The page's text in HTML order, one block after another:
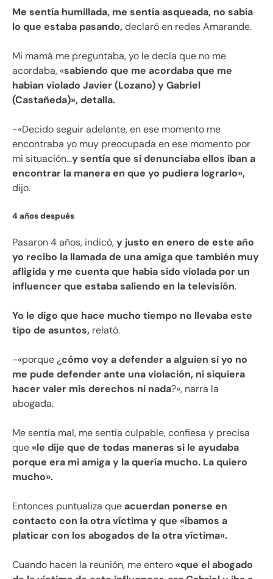
Me sentía humillada, me sentía asqueada, no sabía
lo que estaba pasando, declaró en redes Amarande.
Mi mamá me preguntaba, yo le decía que no me
acordaba, «sabiendo que me acordaba que me
habían violado Javier (Lozano) y Gabriel
(Castañeda)», detalla.
-«Decido seguir adelante, en ese momento me
encontraba yo muy preocupada en ese momento por
mi situación…y sentía que si denunciaba ellos iban a
encontrar la manera en que yo pudiera lograrlo»,
dijo.
4 años después
Pasaron 4 años, indicó,y justo en enero de este año
yo recibo la llamada de una amiga que también muy
afligida y me cuenta que había sido violada por un
influencer que estaba saliendo en la televisión.
Yo le digo que hace mucho tiempo no llevaba este
tipo de asuntos, relató.
-«porque ¿cómo voy a defender a alguien si yo no
me pude defender ante una violación, ni siquiera
hacer valer mis derechos ni nada?», narra la
abogada.
Me sentía mal, me sentía culpable, confiesa y precisa
que«le dije que de todas maneras si le ayudaba
porque era mi amiga y la quería mucho. La quiero
mucho».
Entonces puntualiza queacuerdan ponerse en
contacto con la otra víctima y que «íbamos a
platicar con los abogados de la otra víctima».
Cuando hacen la reunión, me entero«que el abogado